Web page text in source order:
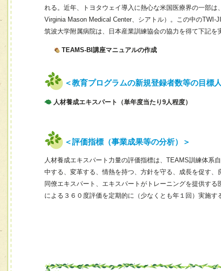
れる。近年、トヨタウェイ導入に熱心な米国医療界の一部
Virginia Mason Medical Center、シアトル）。この中の
筑波大学附属病院は、日本産業訓練協会の協力を得て下記
TEAMS-BI講座マニュアルの作成
＜教育プログラムの新規登録者数等の目標
人材養成エキスパート（単年度当たり9人程度）
＜評価指標（事業成果等の分析）＞
人材養成エキスパート力量の評価指標は、TEAMS訓練体系
中する、変革する、情熱を持つ、方針を守る、成長を促す
同僚エキスパート、エキスパートがトレーニングを提供す
による３６０度評価を定期的に（少なくとも年１回）実施す